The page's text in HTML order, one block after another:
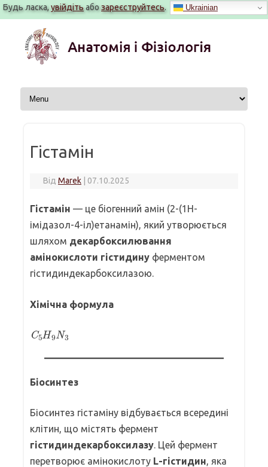
Будь ласка,увійдітьабозареєструйтесь.
вмісту
Гістамін
Від Marek 07.10.2025
Гістамін — це біогенний амін (2-(1H-
імідазол-4-іл)етанамін), який утворюється
шляхом декарбоксилювання
амінокислоти гістидину ферментом
гістидиндекарбоксилазою.
Хімічна формула
Біосинтез
Біосинтез гістаміну відбувається всередині
клітин, що містять фермент
гістидиндекарбоксилазу. Цей фермент
перетворює амінокислоту L-гістидин, яка
Ukrainian